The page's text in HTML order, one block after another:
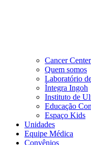
Cancer Center
Quem somos
Laboratório
Íntegra Ingoh
Instituto de
Educação
Espaço Kids
Unidades
Equipe Médica
Convênios